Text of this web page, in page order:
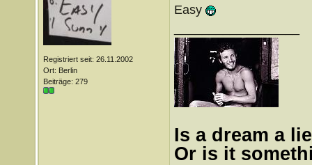
Registriert seit: 26.11.2002
Ort: Berlin
Beiträge: 279
Easy
Is a dream a
Or is it